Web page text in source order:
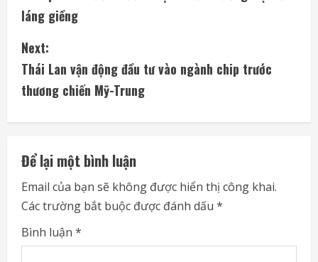
n
t
i
n
u
e
R
e
láng giềng
Next:
Thái Lan vận động đầu tư vào ngành chip trước
thương chiến Mỹ-Trung
Để lại một bình luận
Email của bạn sẽ không được hiển thị công khai.
Các trường bắt buộc được đánh dấu *
Bình luận *